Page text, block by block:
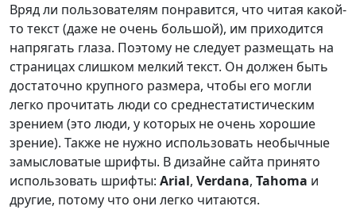
Вряд ли пользователям понравится, что читая какой-
то текст (даже не очень большой), им приходится
напрягать глаза. Поэтому не следует размещать на
страницах слишком мелкий текст. Он должен быть
достаточно крупного размера, чтобы его могли
легко прочитать люди со среднестатистическим
зрением (это люди, у которых не очень хорошие
зрение). Также не нужно использовать необычные
замысловатые шрифты. В дизайне сайта принято
использовать шрифты: Arial, Verdana, Tahoma и
другие, потому что они легко читаются.